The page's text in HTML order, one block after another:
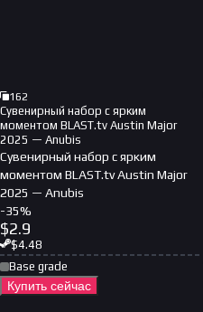
162
Сувенирный набор с ярким
моментом BLAST.tv Austin Major
2025 — Anubis
Сувенирный набор с ярким
моментом BLAST.tv Austin Major
2025 — Anubis
-35%
$2.9
$4.48
Base grade
Купить сейчас